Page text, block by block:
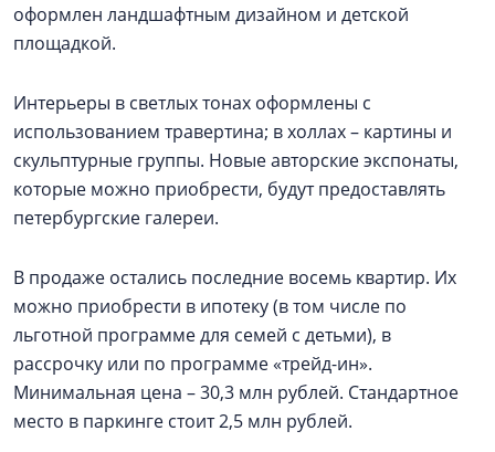
оформлен ландшафтным дизайном и детской
площадкой.
Интерьеры в светлых тонах оформлены с
использованием травертина; в холлах – картины и
скульптурные группы. Новые авторские экспонаты,
которые можно приобрести, будут предоставлять
петербургские галереи.
В продаже остались последние восемь квартир. Их
можно приобрести в ипотеку (в том числе по
льготной программе для семей с детьми), в
рассрочку или по программе «трейд-ин».
Минимальная цена – 30,3 млн рублей. Стандартное
место в паркинге стоит 2,5 млн рублей.